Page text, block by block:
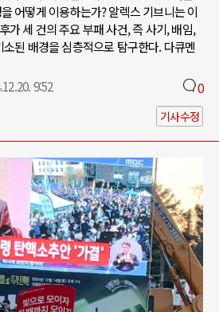
어떻게 이용하는가? 알렉스 기브니는 이
가 세 건의 주요 부패 사건, 즉 사기, 배임,
된 배경을 심층적으로 탐구한다. 다큐멘
9:52 0
기사수정